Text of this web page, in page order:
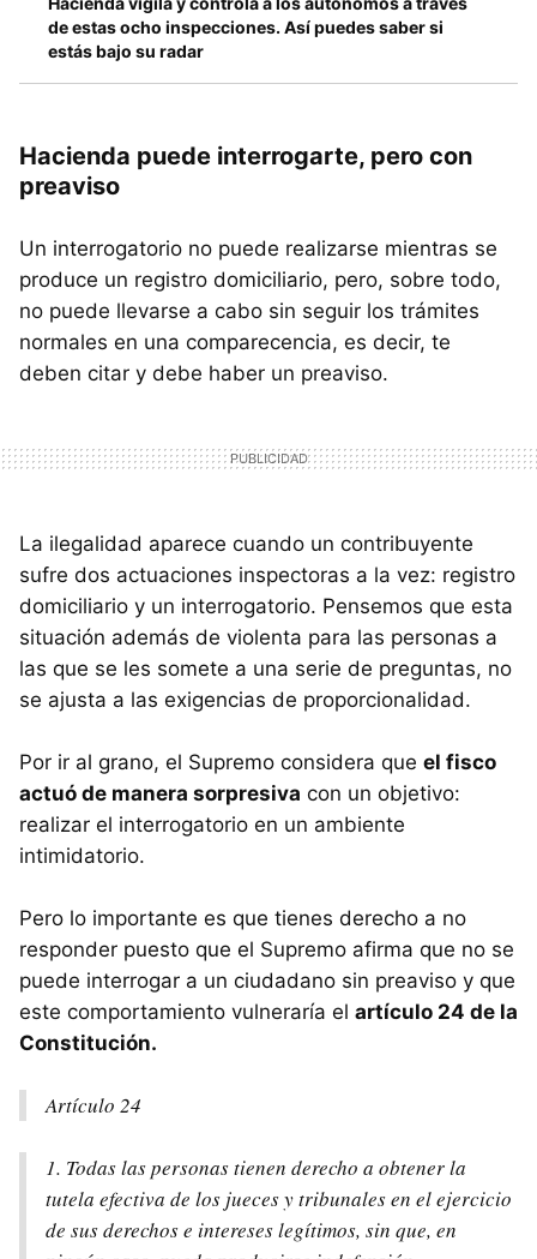
de estas ocho inspecciones. Así puedes saber si
estás bajo su radar
Hacienda puede interrogarte, pero con
preaviso
Un interrogatorio no puede realizarse mientras se
produce un registro domiciliario, pero, sobre todo,
no puede llevarse a cabo sin seguir los trámites
normales en una comparecencia, es decir, te
deben citar y debe haber un preaviso.
La ilegalidad aparece cuando un contribuyente
sufre dos actuaciones inspectoras a la vez: registro
domiciliario y un interrogatorio. Pensemos que esta
situación además de violenta para las personas a
las que se les somete a una serie de preguntas, no
se ajusta a las exigencias de proporcionalidad.
Por ir al grano, el Supremo considera que el fisco
actuó de manera sorpresiva con un objetivo:
realizar el interrogatorio en un ambiente
intimidatorio.
Pero lo importante es que tienes derecho a no
responder puesto que el Supremo afirma que no se
puede interrogar a un ciudadano sin preaviso y que
este comportamiento vulneraría el artículo 24 de la
Constitución.
Artículo 24
1. Todas las personas tienen derecho a obtener la
tutela efectiva de los jueces y tribunales en el ejercicio
de sus derechos e intereses legítimos, sin que, en